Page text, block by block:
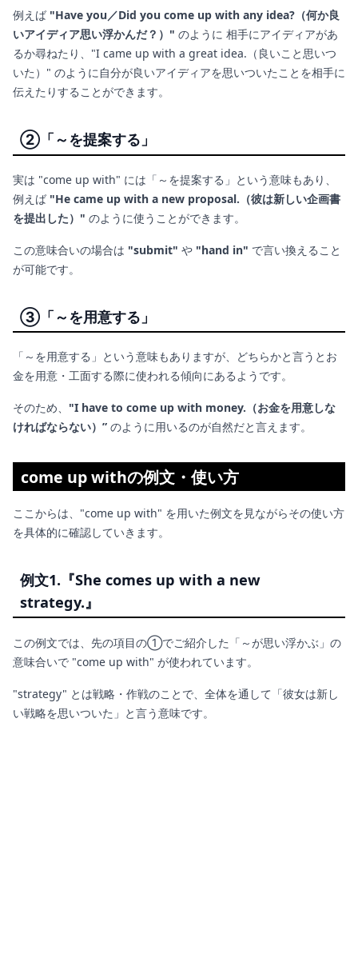
例えば "Have you／Did you come up with any idea?（何か良
いアイディア思い浮かんだ？）" のように 相手にアイディアがあ
るか尋ねたり、"I came up with a great idea.（良いこと思いつ
いた）" のように自分が良いアイディアを思いついたことを相手に
伝えたりすることができます。
②「～を提案する」
実は "come up with" には「～を提案する」という意味もあり、
例えば "He came up with a new proposal.（彼は新しい企画書
を提出した）" のように使うことができます。
この意味合いの場合は "submit" や "hand in" で言い換えること
が可能です。
③「～を用意する」
「～を用意する」という意味もありますが、どちらかと言うとお
金を用意・工面する際に使われる傾向にあるようです。
そのため、 "I have to come up with money.（お金を用意しな
ければならない）” のように用いるのが自然だと言えます。
come up withの例文・使い方
ここからは、"come up with" を用いた例文を見ながらその使い方
を具体的に確認していきます。
例文1.『She comes up with a new
strategy.』
この例文では、先の項目の①でご紹介した「～が思い浮かぶ」の
意味合いで "come up with" が使われています。
"strategy" とは戦略・作戦のことで、全体を通して「彼女は新し
い戦略を思いついた」と言う意味です。